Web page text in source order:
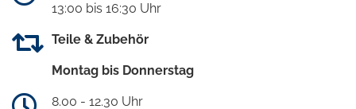
13:00 bis 16:30 Uhr
Teile & Zubehör
Montag bis Donnerstag
8.00 - 12.30 Uhr